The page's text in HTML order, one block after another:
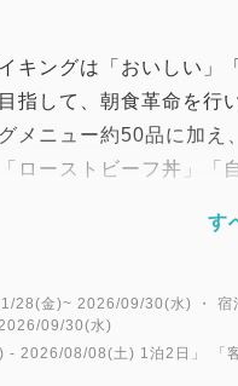
キングは「おいしい」
指して、朝食革命を行
メニュー約50品に加え
ローストビーフ丼」「
け盛付けして頂けます
を是非お楽しみくださ
－－－－－－－－－－
す
28(金)~ 2026/09/30(水) ・ 宿
09/30(水)
- 2026/08/08(土) 1泊2日 」 「